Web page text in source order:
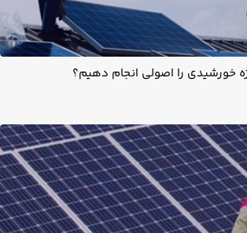
خورشیدی را اصولی انجام دهیم؟